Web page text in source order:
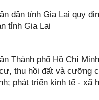
dân tỉnh Gia Lai quy
tỉnh Gia Lai
Thành phố Hồ Chí
thu hồi đất và cưỡng
phát triển kinh tế - xã